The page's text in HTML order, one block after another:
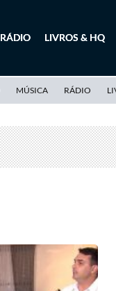
RÁDIO LIVROS & HQ
MÚSICA RÁDIO